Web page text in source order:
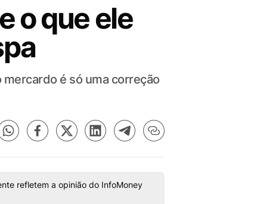
o que ele
é só uma correção
refletem a opinião do InfoMoney